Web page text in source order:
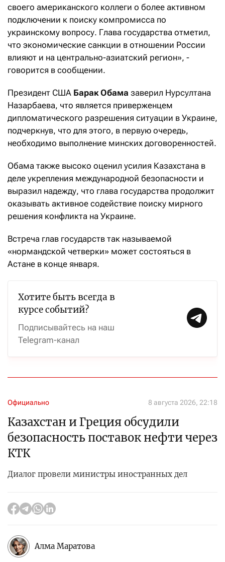
своего американского коллеги о более активном
подключении к поиску компромисса по
украинскому вопросу. Глава государства отметил,
что экономические санкции в отношении России
влияют и на центрально-азиатский регион», -
говорится в сообщении.
Президент США Барак Обама заверил Нурсултана
Назарбаева, что является приверженцем
дипломатического разрешения ситуации в Украине,
подчеркнув, что для этого, в первую очередь,
необходимо выполнение минских договоренностей.
Обама также высоко оценил усилия Казахстана в
деле укрепления международной безопасности и
выразил надежду, что глава государства продолжит
оказывать активное содействие поиску мирного
решения конфликта на Украине.
Встреча глав государств так называемой
«нормандской четверки» может состояться в
Астане в конце января.
Хотите быть всегда в
курсе событий?
Подписывайтесь на наш
Telegram-канал
Официально 8 августа 2026, 22:18
Казахстан и Греция обсудили
безопасность поставок нефти через
КТК
Диалог провели министры иностранных дел
Алма Маратова